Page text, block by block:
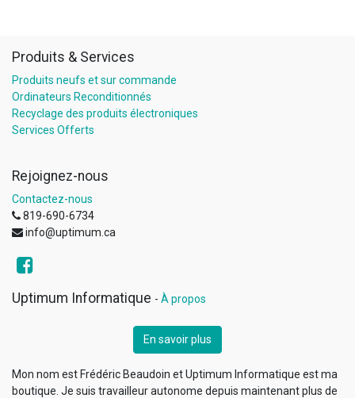
Produits & Services
Produits neufs et sur commande
Ordinateurs Reconditionnés
Recyclage des produits électroniques
Services Offerts
Rejoignez-nous
Contactez-nous
819-690-6734
info@uptimum.ca
Uptimum Informatique - À propos
En savoir plus
Mon nom est Frédéric Beaudoin et Uptimum Informatique est ma
boutique. Je suis travailleur autonome depuis maintenant plus de